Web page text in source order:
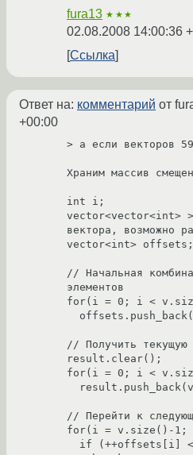
fura13 ★★★
02.08.2008 14:00:36
Ссылка
Ответ на: комментарий от
+00:00
> а если векторов
Храним массив
int i;
vector<vector<int>
вектора, возможно
vector<int> offsets;
// Начальная
элементов
for(i = 0; i <
// Получить текущую
result.clear();
for(i = 0; i <
// Перейти к
for(i = v.size()-